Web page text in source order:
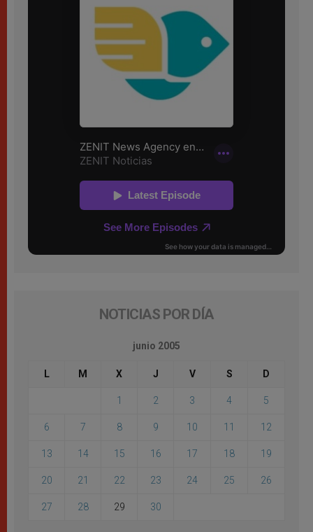
NOTICIAS POR DÍA
junio 2005
L M X J V S D
1 2 3 4 5
6 7 8 9 10 11 12
13 14 15 16 17 18 19
20 21 22 23 24 25 26
27 28 29 30